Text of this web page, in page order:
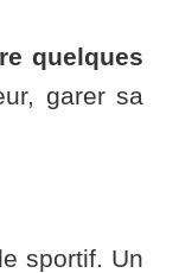
quelques
garer sa
sportif. Un